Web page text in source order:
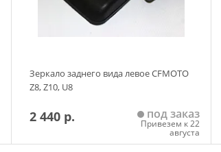
Зеркало заднего вида левое CFMOTO
Z8, Z10, U8
2 440 р. под заказ
Привезем к 22
августа